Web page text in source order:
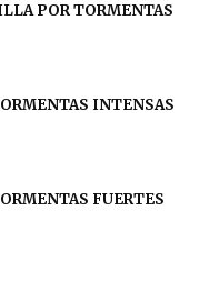
POR TORMENTAS
INTENSAS
FUERTES